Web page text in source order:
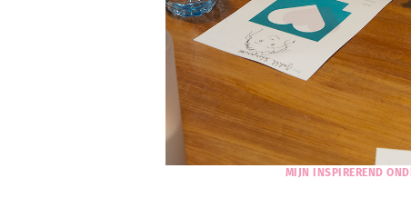
MIJN INSPIREREND